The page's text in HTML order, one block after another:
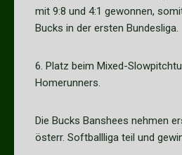
mit 9:8 und 4:1 gewonnen,
Bucks in der ersten Bundesliga.
6. Platz beim Mixed-
Homerunners.
Die Bucks Banshees nehmen
österr. Softballliga teil und